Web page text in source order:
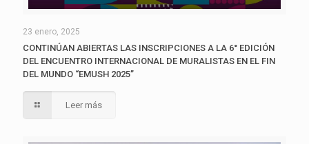
23 enero, 2025
CONTINÚAN ABIERTAS LAS INSCRIPCIONES A LA 6° EDICIÓN
DEL ENCUENTRO INTERNACIONAL DE MURALISTAS EN EL FIN
DEL MUNDO “EMUSH 2025”
Leer más